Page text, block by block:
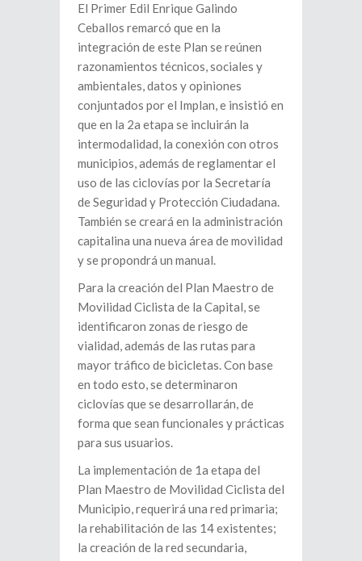
El Primer Edil Enrique Galindo
Ceballos remarcó que en la
integración de este Plan se reúnen
razonamientos técnicos, sociales y
ambientales, datos y opiniones
conjuntados por el Implan, e insistió en
que en la 2a etapa se incluirán la
intermodalidad, la conexión con otros
municipios, además de reglamentar el
uso de las ciclovías por la Secretaría
de Seguridad y Protección Ciudadana.
También se creará en la administración
capitalina una nueva área de movilidad
y se propondrá un manual.
Para la creación del Plan Maestro de
Movilidad Ciclista de la Capital, se
identificaron zonas de riesgo de
vialidad, además de las rutas para
mayor tráfico de bicicletas. Con base
en todo esto, se determinaron
ciclovías que se desarrollarán, de
forma que sean funcionales y prácticas
para sus usuarios.
La implementación de 1a etapa del
Plan Maestro de Movilidad Ciclista del
Municipio, requerirá una red primaria;
la rehabilitación de las 14 existentes;
la creación de la red secundaria,